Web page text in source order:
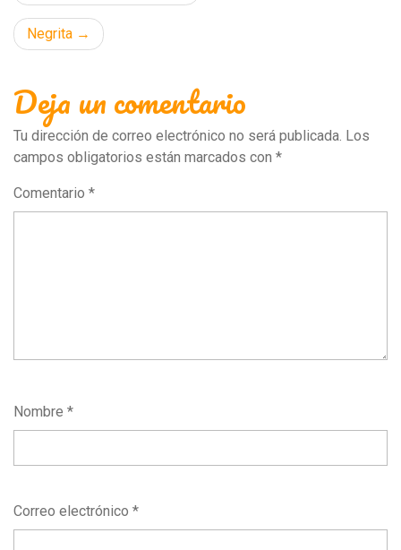
de
entradas
Negrita
Deja un comentario
Tu dirección de correo electrónico no será publicada. Los
campos obligatorios están marcados con *
Comentario *
Nombre *
Correo electrónico *